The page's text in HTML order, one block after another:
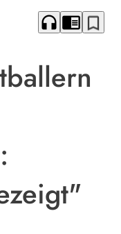
headphones chrome_reader_mode bookmark_border